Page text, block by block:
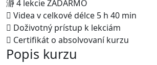
4 lekcie ZADARMO
Videa v celkové délce 5 h 40 min
Doživotný prístup k lekciám
Certifikát o absolvovaní kurzu
Popis kurzu